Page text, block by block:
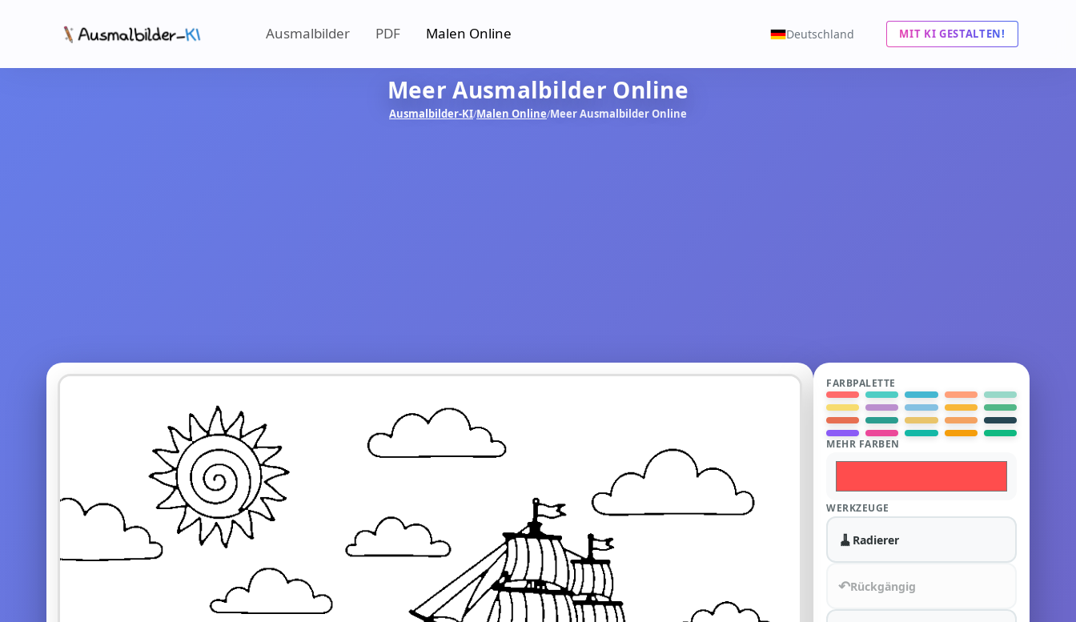
Ausmalbilder PDF Malen Online Deutschland MIT KI GESTALTEN!
Meer Ausmalbilder Online
Ausmalbilder-KI/Malen Online/Meer Ausmalbilder Online
FARBPALETTE
MEHR FARBEN
WERKZEUGE
🧹 Radierer
↶Rückgängig